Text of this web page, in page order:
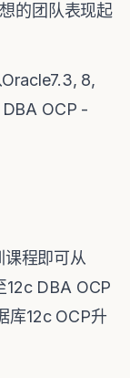
的团队表现起
8,
DBA OCP -
程即可从
12c DBA OCP
库12c OCP升